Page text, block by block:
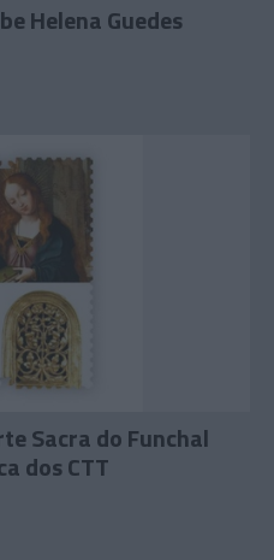
Helena Guedes
Sacra do Funchal
dos CTT